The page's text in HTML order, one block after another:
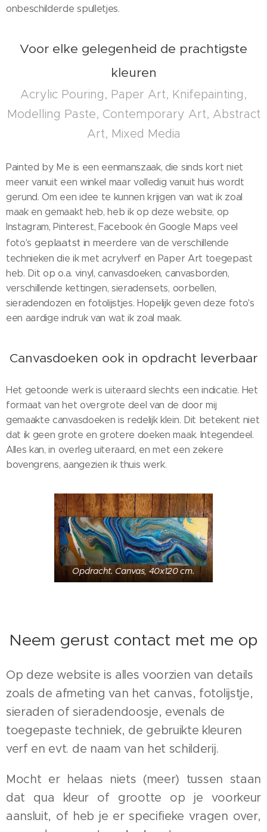
onbeschilderde spulletjes.
Voor elke gelegenheid de prachtigste
kleuren
Acrylic Pouring, Paper Art, Knifepainting,
Modelling Paste, Contemporary Art, Abstract
Art, Mixed Media
Painted by Me is een eenmanszaak, die sinds kort niet
meer vanuit een winkel maar volledig vanuit huis wordt
gerund. Om een idee te kunnen krijgen van wat ik zoal
maak en gemaakt heb, heb ik op deze website, op
Instagram, Pinterest, Facebook én Google Maps veel
foto's geplaatst in meerdere van de verschillende
technieken die ik met acrylverf en Paper Art toegepast
heb. Dit op o.a. vinyl, canvasdoeken, canvasborden,
verschillende kettingen, sieradensets, oorbellen,
sieradendozen en fotolijstjes. Hopelijk geven deze foto's
een aardige indruk van wat ik zoal maak.
Canvasdoeken ook in opdracht leverbaar
Het getoonde werk is uiteraard slechts een indicatie. Het
formaat van het overgrote deel van de door mij
gemaakte canvasdoeken is redelijk klein. Dit betekent niet
dat ik geen grote en grotere doeken maak. Integendeel.
Alles kan, in overleg uiteraard, en met een zekere
bovengrens, aangezien ik thuis werk.
Opdracht. Canvas, 40x120 cm.
Neem gerust contact met me op
Op deze website is alles voorzien van details
zoals de afmeting van het canvas, fotolijstje,
sieraden ofsieradendoosje, evenals de
toegepaste techniek, de gebruikte kleuren
verf en evt. de naam van het schilderij.
Mocht er helaas niets (meer) tussen staan
dat qua kleur of grootte op je voorkeur
aansluit, of heb je er specifieke vragen over,